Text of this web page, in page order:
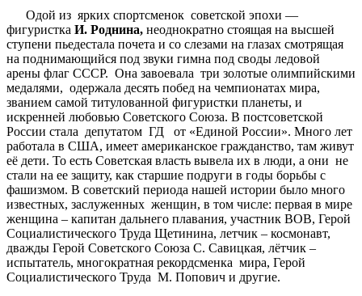
Одой из ярких спортсменок советской эпохи —
фигуристка И. Роднина, неоднократно стоящая на высшей
ступени пьедестала почета и со слезами на глазах смотрящая
на поднимающийся под звуки гимна под своды ледовой
арены флаг СССР. Она завоевала три золотые олимпийскими
медалями, одержала десять побед на чемпионатах мира,
званием самой титулованной фигуристки планеты, и
искренней любовью Советского Союза. В постсоветской
России стала депутатом ГД от «Единой России». Много лет
работала в США, имеет американское гражданство, там живут
её дети. То есть Советская власть вывела их в люди, а они не
стали на ее защиту, как старшие подруги в годы борьбы с
фашизмом. В советский периода нашей истории было много
известных, заслуженных женщин, в том числе: первая в мире
женщина – капитан дальнего плавания, участник ВОВ, Герой
Социалистического Труда Щетинина, летчик – космонавт,
дважды Герой Советского Союза С. Савицкая, лётчик –
испытатель, многократная рекордсменка мира, Герой
Социалистического Труда М. Попович и другие.